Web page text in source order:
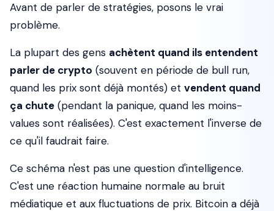
Avant de parler de stratégies, posons le vrai
problème.
La plupart des gens achètent quand ils entendent
parler de crypto (souvent en période de bull run,
quand les prix sont déjà montés) et vendent quand
ça chute (pendant la panique, quand les moins-
values sont réalisées). C'est exactement l'inverse de
ce qu'il faudrait faire.
Ce schéma n'est pas une question d'intelligence.
C'est une réaction humaine normale au bruit
médiatique et aux fluctuations de prix. Bitcoin a déjà